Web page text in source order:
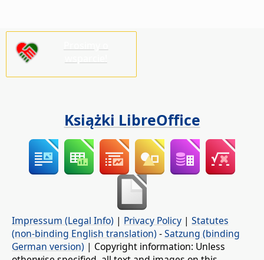
Książki LibreOffice
Impressum (Legal Info) | Privacy Policy | Statutes
(non-binding English translation) -Satzung (binding
German version) | Copyright information: Unless